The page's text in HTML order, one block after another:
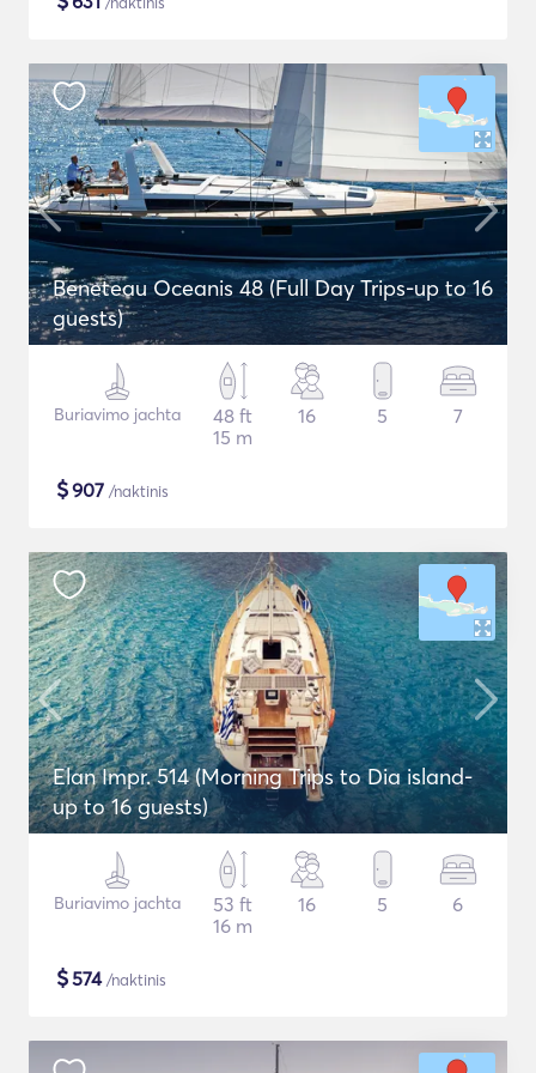
Beneteau Oceanis 48 (Full Day Trips-up to 16
guests)
Buriavimo jachta
48 ft
15 m
16 5 7
$907 /naktinis
Elan Impr. 514 (Morning Trips to Dia island-
up to 16 guests)
Buriavimo jachta
53 ft
16 m
16 5 6
$574/naktinis